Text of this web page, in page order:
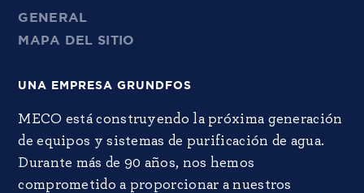
GENERAL
MAPA DEL SITIO
UNA EMPRESA GRUNDFOS
MECO está construyendo la próxima generación
de equipos y sistemas de purificación de agua.
Durante más de 90 años, nos hemos
comprometido a proporcionar a nuestros